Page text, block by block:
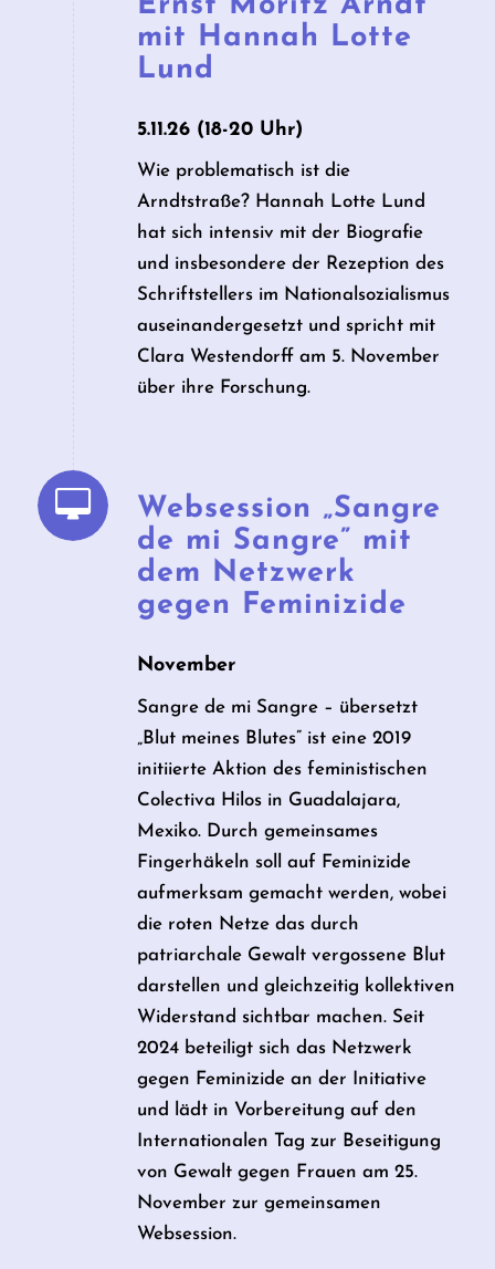
mit Hannah Lotte
Lund
5.11.26 (18-20 Uhr)
Wie problematisch ist die
Arndtstraße? Hannah Lotte Lund
hat sich intensiv mit der Biografie
und insbesondere der Rezeption des
Schriftstellers im Nationalsozialismus
auseinandergesetzt und spricht mit
Clara Westendorff am 5. November
über ihre Forschung.
Websession „Sangre
de mi Sangre” mit
dem Netzwerk
gegen Feminizide
November
Sangre de mi Sangre – übersetzt
„Blut meines Blutes” ist eine 2019
initiierte Aktion des feministischen
Colectiva Hilos in Guadalajara,
Mexiko. Durch gemeinsames
Fingerhäkeln soll auf Feminizide
aufmerksam gemacht werden, wobei
die roten Netze das durch
patriarchale Gewalt vergossene Blut
darstellen und gleichzeitig kollektiven
Widerstand sichtbar machen. Seit
2024 beteiligt sich das Netzwerk
gegen Feminizide an der Initiative
und lädt in Vorbereitung auf den
Internationalen Tag zur Beseitigung
von Gewalt gegen Frauen am 25.
November zur gemeinsamen
Websession.